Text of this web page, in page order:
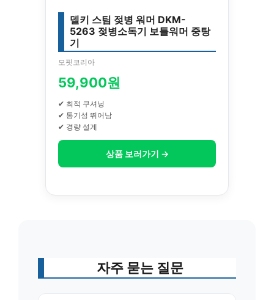
델키 스팀 젖병 워머 DKM-
5263 젖병소독기 보틀워머 중탕
기
모핏코리아
59,900원
✔ 최적 쿠셔닝
✔ 통기성 뛰어남
✔ 경량 설계
상품 보러가기 →
자주 묻는 질문